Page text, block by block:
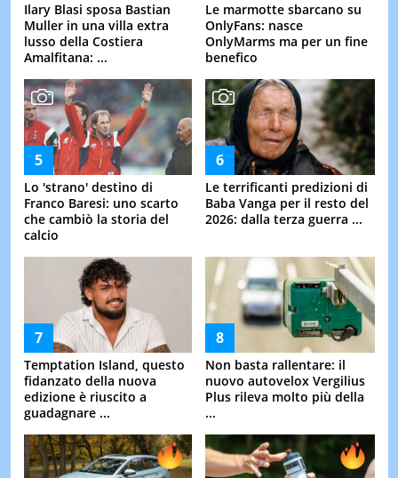
Ilary Blasi sposa Bastian
Muller in una villa extra
lusso della Costiera
Amalfitana: ...
Le marmotte sbarcano su
OnlyFans: nasce
OnlyMarms ma per un fine
benefico
Lo 'strano' destino di
Franco Baresi: uno scarto
che cambiò la storia del
calcio
Le terrificanti predizioni di
Baba Vanga per il resto del
2026: dalla terza guerra ...
Temptation Island, questo
fidanzato della nuova
edizione è riuscito a
guadagnare ...
Non basta rallentare: il
nuovo autovelox Vergilius
Plus rileva molto più della
...